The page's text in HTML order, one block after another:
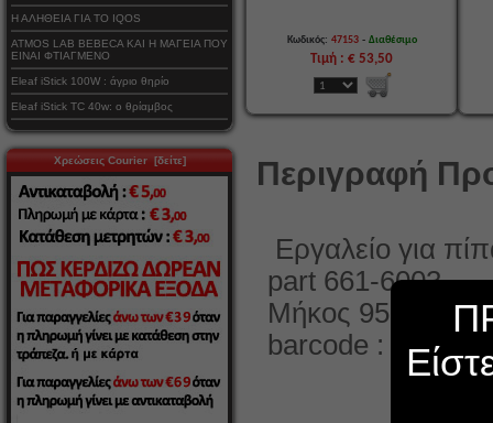
Η ΑΛΗΘΕΙΑ ΓΙΑ ΤΟ IQOS
ATMOS LAB BEBECA ΚΑΙ Η ΜΑΓΕΙΑ ΠΟΥ
ΕΙΝΑΙ ΦΤΙΑΓΜΕΝΟ
Eleaf iStick 100W : άγριο θηρίο
Eleaf iStick TC 40w: ο θρίαμβος
Χρεώσεις Courier [δείτε]
Κωδικός: 47153- Διαθέσιμο
Τιμή : € 53,50
Περιγραφή
Εργαλείο για
part 661-6003
Μήκος 95mm
barcode :